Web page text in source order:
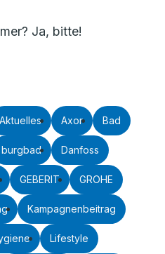
Ja, bitte!
Aktuelles Axor Bad
burgbad Danfoss
GEBERIT GROHE
Kampagnenbeitrag
Lifestyle